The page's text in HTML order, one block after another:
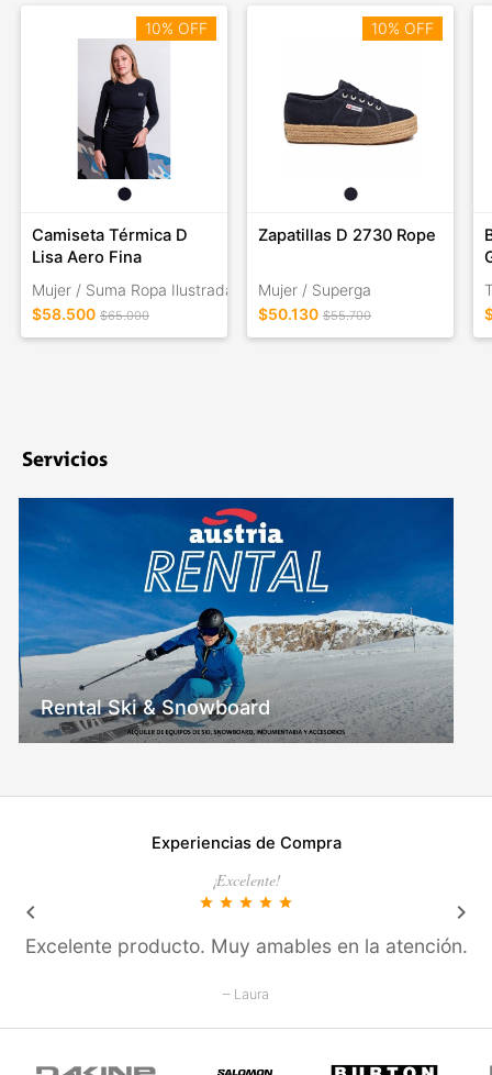
10% OFF
Camiseta Térmica D
Lisa Aero Fina
Mujer / Suma Ropa Ilustrada
$58.500 $65.000
10% OFF
Zapatillas D 2730 Rope
Mujer / Superga
$50.130 $55.700
Servicios
Rental Ski & Snowboard
Experiencias de Compra
¡Excelente!
star star star star star
Excelente producto. Muy amables en la atención.
– Laura
keyboard_arrow_left keyboard_arrow_right